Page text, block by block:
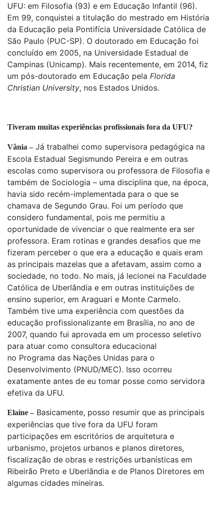
UFU: em Filosofia (93) e em Educação Infantil (96).
Em 99, conquistei a titulação do mestrado em História
da Educação pela Pontifícia Universidade Católica de
São Paulo (PUC-SP). O doutorado em Educação foi
concluído em 2005, na Universidade Estadual de
Campinas (Unicamp). Mais recentemente, em 2014, fiz
um pós-doutorado em Educação pela Florida
Christian University, nos Estados Unidos.
Tiveram muitas experiências profissionais fora da UFU?
Vânia –Já trabalhei como supervisora pedagógica na
Escola Estadual Segismundo Pereira e em outras
escolas como supervisora ou professora de Filosofia e
também de Sociologia – uma disciplina que, na época,
havia sido recém-implementada para o que se
chamava de Segundo Grau. Foi um período que
considero fundamental, pois me permitiu a
oportunidade de vivenciar o que realmente era ser
professora. Eram rotinas e grandes desafios que me
fizeram perceber o que era a educação e quais eram
as principais mazelas que a afetavam, assim como a
sociedade, no todo. No mais, já lecionei na Faculdade
Católica de Uberlândia e em outras instituições de
ensino superior, em Araguari e Monte Carmelo.
Também tive uma experiência com questões da
educação profissionalizante em Brasília, no ano de
2007, quando fui aprovada em um processo seletivo
para atuar como consultora educacional
no Programa das Nações Unidas para o
Desenvolvimento (PNUD/MEC). Isso ocorreu
exatamente antes de eu tomar posse como servidora
efetiva da UFU.
Elaine –Basicamente, posso resumir que as principais
experiências que tive fora da UFU foram
participações em escritórios de arquitetura e
urbanismo, projetos urbanos e planos diretores,
fiscalização de obras e restrições urbanísticas em
Ribeirão Preto e Uberlândia e de Planos Diretores em
algumas cidades mineiras.